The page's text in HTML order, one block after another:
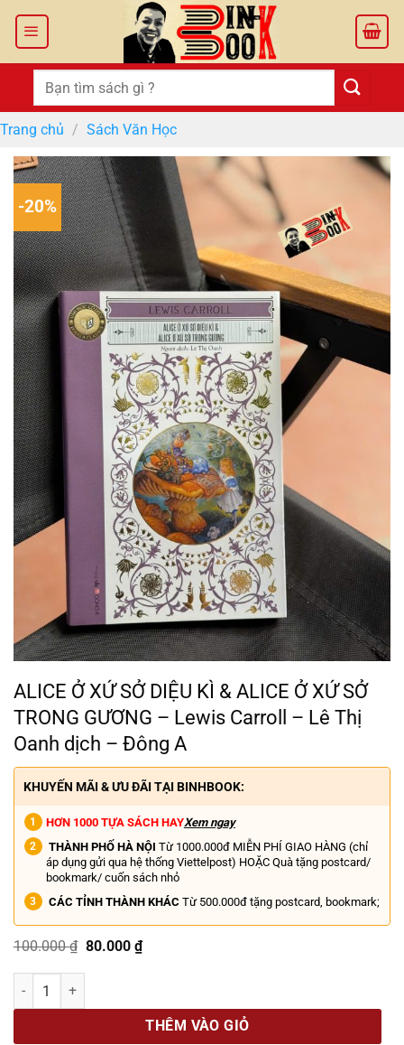
Tìm
kiếm:
Trang chủ / Sách Văn Học
-20%
ALICE Ở XỨ SỞ DIỆU KÌ & ALICE Ở XỨ SỞ
TRONG GƯƠNG – Lewis Carroll – Lê Thị
Oanh dịch – Đông A
KHUYẾN MÃI & ƯU ĐÃI TẠI BINHBOOK:
HƠN 1000 TỰA SÁCH HAYXem ngay
THÀNH PHỐ HÀ NỘI Từ 1000.000đ MIỄN PHÍ GIAO HÀNG (chỉ
áp dụng gửi qua hệ thống Viettelpost) HOẶC Quà tặng postcard/
bookmark/ cuốn sách nhỏ
CÁC TỈNH THÀNH KHÁC Từ 500.000đ tặng postcard, bookmark;
100.000₫ Giá
là:
80.000 ₫Giá
ALICE Ở XỨ SỞ DIỆU KÌ & ALICE Ở XỨ SỞ TRONG GƯƠNG –
THÊM VÀO GIỎ